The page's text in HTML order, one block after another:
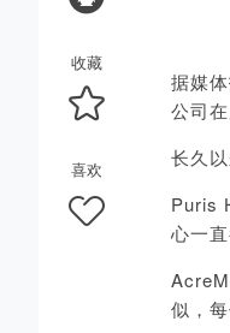
收藏
喜欢
据媒
公司
长久
Puris
心一
似，